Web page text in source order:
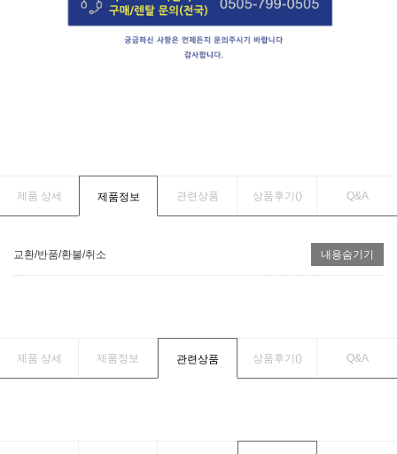
제품 상세 제품정보 관련상품 상품후기() Q&A
교환/반품/환불/취소 내용숨기기
제품 상세 제품정보 관련상품 상품후기() Q&A